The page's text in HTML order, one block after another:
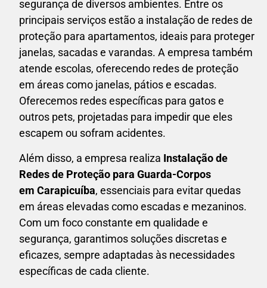
segurança de diversos ambientes. Entre os
principais serviços estão a instalação de redes de
proteção para apartamentos, ideais para proteger
janelas, sacadas e varandas. A empresa também
atende escolas, oferecendo redes de proteção
em áreas como janelas, pátios e escadas.
Oferecemos redes específicas para gatos e
outros pets, projetadas para impedir que eles
escapem ou sofram acidentes.
Além disso, a empresa realiza Instalação de
Redes de Proteção para Guarda-Corpos
em Carapicuíba, essenciais para evitar quedas
em áreas elevadas como escadas e mezaninos.
Com um foco constante em qualidade e
segurança, garantimos soluções discretas e
eficazes, sempre adaptadas às necessidades
específicas de cada cliente.